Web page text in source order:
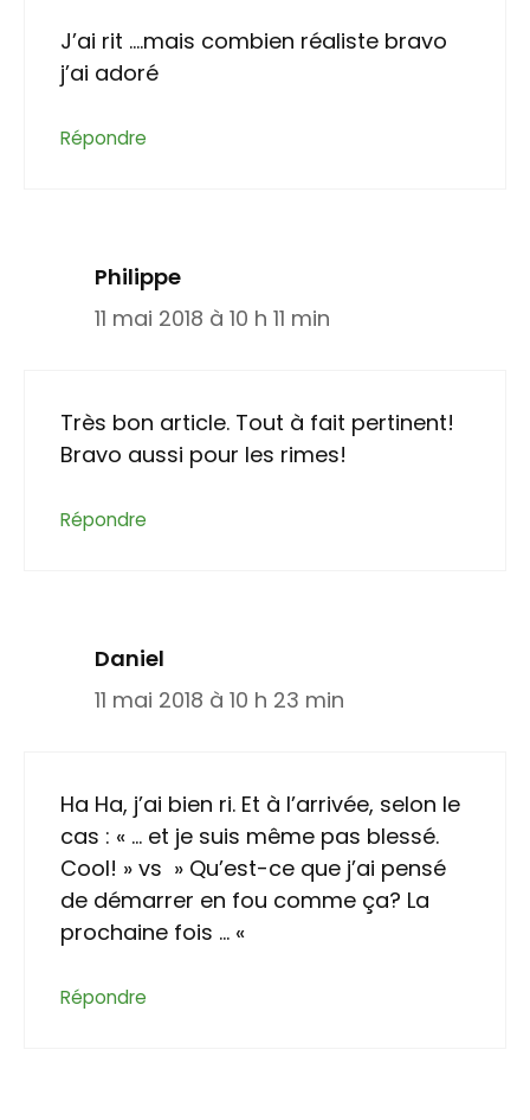
J’ai rit ….mais combien réaliste bravo
j’ai adoré
Répondre
Philippe
11 mai 2018 à 10 h 11 min
Très bon article. Tout à fait pertinent!
Bravo aussi pour les rimes!
Répondre
Daniel
11 mai 2018 à 10 h 23 min
Ha Ha, j’ai bien ri. Et à l’arrivée, selon le
cas : « … et je suis même pas blessé.
Cool! » vs » Qu’est-ce que j’ai pensé
de démarrer en fou comme ça? La
prochaine fois … «
Répondre